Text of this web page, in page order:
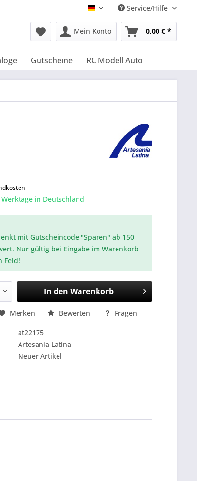
Deutsch Service/Hilfe
Mein Konto 0,00 € *
Gutscheine RC Modell Auto
in Deutschland
mit Gutscheincode "Sparen" ab 150
Nur gültig bei Eingabe im Warenkorb
Feld!
In den Warenkorb
Merken Bewerten Fragen
at22175
Artesania Latina
Neuer Artikel